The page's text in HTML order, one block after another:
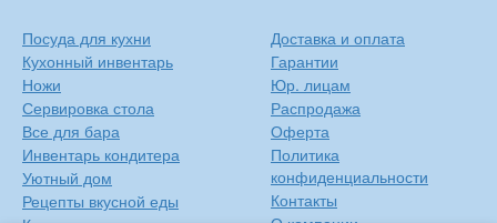
Посуда для кухни
Кухонный инвентарь
Ножи
Сервировка стола
Все для бара
Инвентарь кондитера
Уютный дом
Рецепты вкусной еды
Доставка и оплата
Гарантии
Юр. лицам
Распродажа
Оферта
Политика
конфиденциальности
Контакты